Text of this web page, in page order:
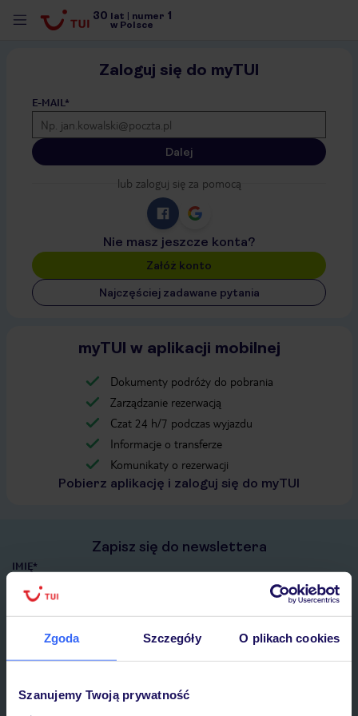
Zgoda Szczegóły O plikach cookies
Szanujemy Twoją prywatność
30 lat numer 1
w Polsce
Zaloguj się do myTUI
E-MAIL*
Dalej
lub zaloguj się za pomocą
Nie masz jeszcze konta?
Załóż konto
Najczęściej zadawane pytania
myTUI w aplikacji mobilnej
Dokumenty podróży do pobrania
Zarządzanie rezerwacją
Czat 24 h/7 podczas wyjazdu
Informacje o transferze
Komunikaty o rezerwacji
Pobierz aplikację i zaloguj się do myTUI
Zapisz się do newslettera
IMIĘ*
E-MAIL*
marketingowych, w zakresie oraz celu wskazanym w